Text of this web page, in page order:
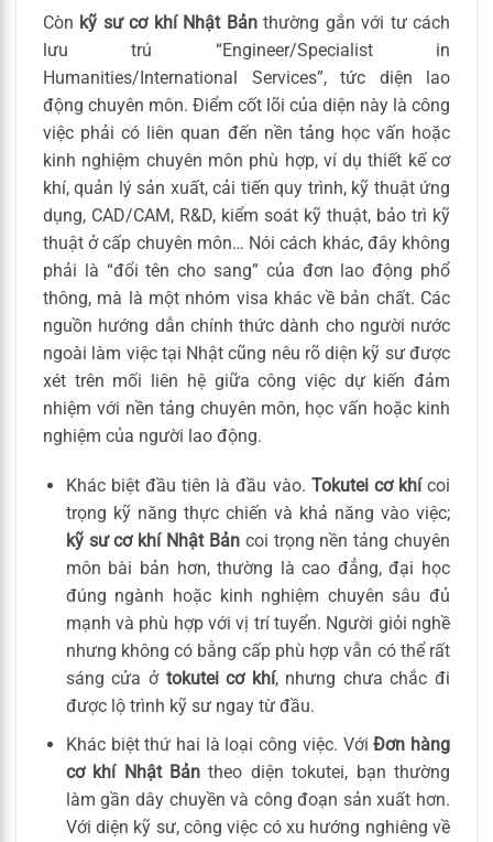
Còn kỹ sư cơ khí Nhật Bảnthường gắn với tư cách
lưu trú “Engineer/Specialist in
Humanities/International Services”, tức diện lao
động chuyên môn. Điểm cốt lõi của diện này là công
việc phải có liên quan đến nền tảng học vấn hoặc
kinh nghiệm chuyên môn phù hợp, ví dụ thiết kế cơ
khí, quản lý sản xuất, cải tiến quy trình, kỹ thuật ứng
dụng, CAD/CAM, R&D, kiểm soát kỹ thuật, bảo trì kỹ
thuật ở cấp chuyên môn… Nói cách khác, đây không
phải là “đổi tên cho sang” của đơn lao động phổ
thông, mà là một nhóm visa khác về bản chất. Các
nguồn hướng dẫn chính thức dành cho người nước
ngoài làm việc tại Nhật cũng nêu rõ diện kỹ sư được
xét trên mối liên hệ giữa công việc dự kiến đảm
nhiệm với nền tảng chuyên môn, học vấn hoặc kinh
nghiệm của người lao động.
Khác biệt đầu tiên là đầu vào. Tokutei cơ khícoi
trọng kỹ năng thực chiến và khả năng vào việc;
kỹ sư cơ khí Nhật Bảncoi trọng nền tảng chuyên
môn bài bản hơn, thường là cao đẳng, đại học
đúng ngành hoặc kinh nghiệm chuyên sâu đủ
mạnh và phù hợp với vị trí tuyển. Người giỏi nghề
nhưng không có bằng cấp phù hợp vẫn có thể rất
sáng cửa ở tokutei cơ khí, nhưng chưa chắc đi
được lộ trình kỹ sư ngay từ đầu.
Khác biệt thứ hai là loại công việc. VớiĐơn hàng
cơ khí Nhật Bản theo diện tokutei, bạn thường
làm gần dây chuyền và công đoạn sản xuất hơn.
Với diện kỹ sư, công việc có xu hướng nghiêng về